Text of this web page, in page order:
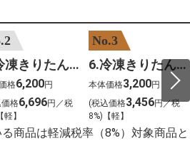
7.冷凍きりたんぽセットM 野菜なし 4人前
格6,200円
価格6,696円／税
軽】
No.3
6.冷凍きりたんぽセットＳ 野菜なし 2人前
本体価格3,200円
(税込価格3,456円／税
8%)【軽】
商品は軽減税率（8%）対象商品と